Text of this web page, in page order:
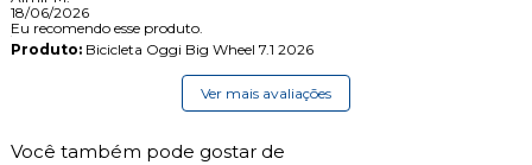
18/06/2026
Eu recomendo esse produto.
Produto:Bicicleta Oggi Big Wheel 7.1 2026
Ver mais avaliações
Você também pode gostar de